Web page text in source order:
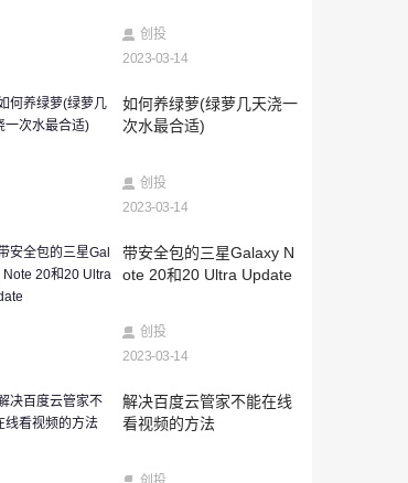
新股怎么打(新股申购条件和步骤)
安卓系统怎么查已删除的微信聊天记录
（咋查微信删除的聊天记录）
带安全包的三星Galaxy Note 20和20 Ultra
科技快讯：小米发布九号卡丁车Pro兰博基
尼汽车定制版售价9999元
RUZero游戏包和陀螺仪玩家欢喜
抖音里面查微信聊天记录的方法（微信聊
创投
2023-03-14
如何养绿萝(绿萝几天浇一
次水最合适)
创投
2023-03-14
带安全包的三星Galaxy N
ote 20和20 Ultra Update
创投
2023-03-14
解决百度云管家不能在线
看视频的方法